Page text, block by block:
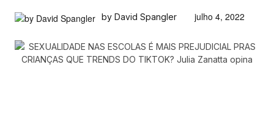
by David Spangler julho 4, 2022